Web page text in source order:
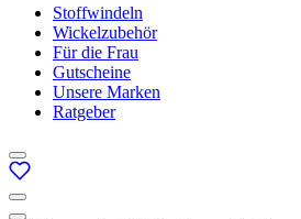
Stoffwindeln
Wickelzubehör
Für die Frau
Gutscheine
Unsere Marken
Ratgeber